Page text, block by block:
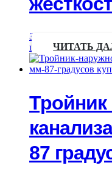
Запрос
цены
ЧИТАТЬ
87